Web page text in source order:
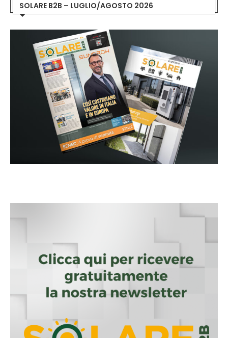
SOLARE B2B – LUGLIO/AGOSTO 2026